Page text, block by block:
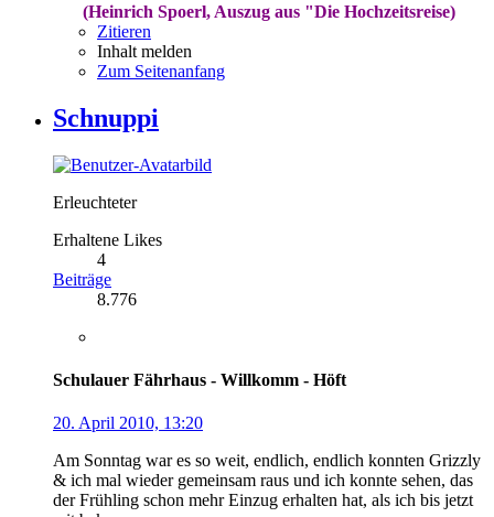
(Heinrich Spoerl, Auszug aus "Die Hochzeitsreise)
Zitieren
Inhalt melden
Zum Seitenanfang
Schnuppi
Erleuchteter
Erhaltene Likes
4
Beiträge
8.776
Schulauer Fährhaus - Willkomm - Höft
20. April 2010, 13:20
Am Sonntag war es so weit, endlich, endlich konnten Grizzly
& ich mal wieder gemeinsam raus und ich konnte sehen, das
der Frühling schon mehr Einzug erhalten hat, als ich bis jetzt